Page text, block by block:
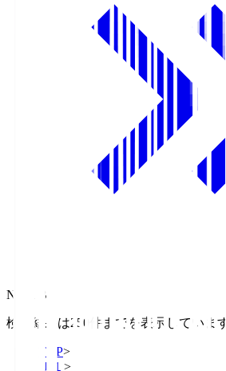
NHK BS
検索結果は250件までを表示しています
TOP>
Ｊ１ >